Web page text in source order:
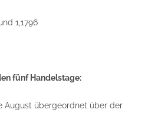
1,1796
fünf Handelstage:
August übergeordnet über der